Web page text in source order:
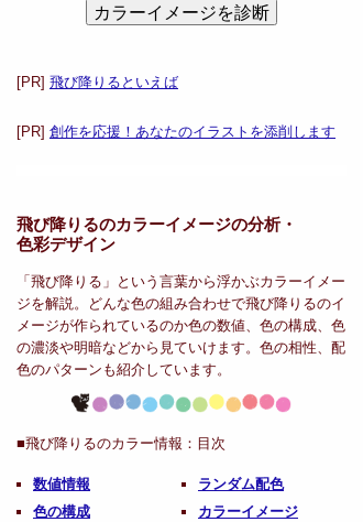
[PR] 飛び降りるといえば
[PR] 創作を応援！あなたのイラストを添削します
飛び降りるのカラーイメージの分析・
色彩デザイン
「飛び降りる」という言葉から浮かぶカラーイメー
ジを解説。どんな色の組み合わせで飛び降りるのイ
メージが作られているのか色の数値、色の構成、色
の濃淡や明暗などから見ていけます。色の相性、配
色のパターンも紹介しています。
■飛び降りるのカラー情報： 目次
数値情報
色の構成
ランダム配色
カラーイメージ